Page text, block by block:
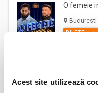
Acest site utilizează
O femeie
Bucuresti
BILETE